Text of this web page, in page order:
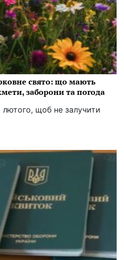
свято: що мають
заборони та погода
щоб не залучити